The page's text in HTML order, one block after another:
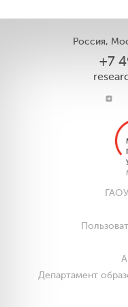
Россия,
+7
Департамент